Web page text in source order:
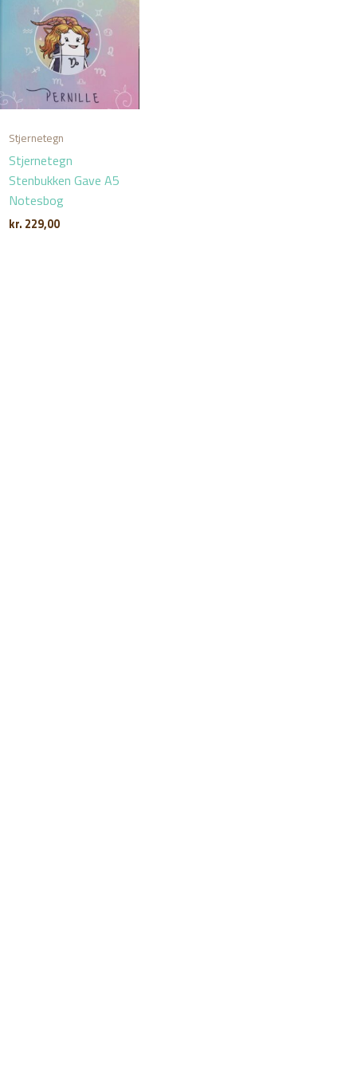
Stjernetegn
Stjernetegn
Stenbukken Gave A5
Notesbog
kr. 229,00